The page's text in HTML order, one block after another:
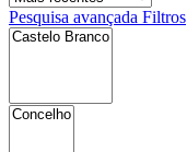
Pesquisa avançada Filtros